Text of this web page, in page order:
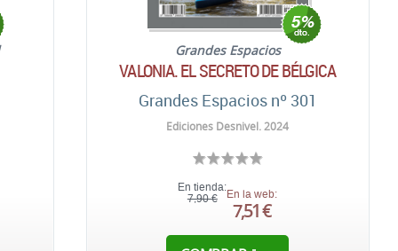
Grandes Espacios
VALONIA. EL SECRETO DE BÉLGICA
Grandes Espacios nº 301
Ediciones Desnivel. 2024
En tienda:
7,90 €
En la web:
7,51 €